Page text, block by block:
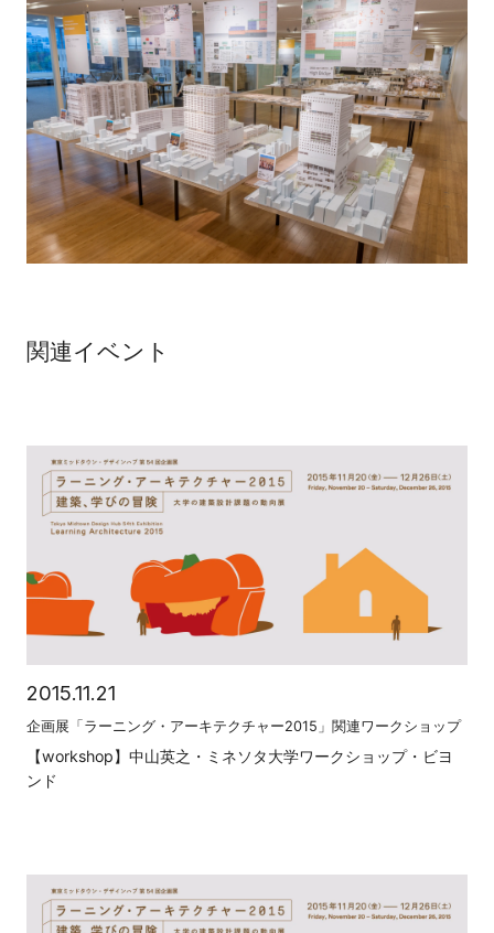
関連イベント
2015.11.21
企画展「ラーニング・アーキテクチャー2015」関連ワークショップ
【workshop】中山英之・ミネソタ大学ワークショップ・ビヨ
ンド